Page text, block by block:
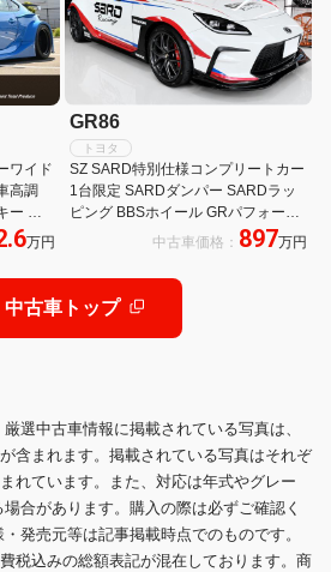
ワイド
高調
ー 純
LEDヘ
万円
GR86
トヨタ
SZ SARD特別仕様コンプリートカー
1台限定 SARDダンパー SARDラッ
ピング BBSホイール GRパフォーマ
ンスソフトウェア書換済み
中古車価格： 897万円
中古車トップ
選中古車情報に掲載されている写真は、
含まれます。掲載されている写真はそれぞ
れています。また、対応は年式やグレー
合があります。購入の際は必ずご確認く
発売元等は記事掲載時点でのものです。
税込みの総額表記が混在しております。商